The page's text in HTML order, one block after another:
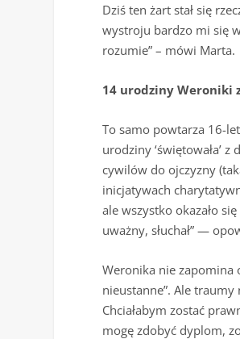
Dziś ten żart stał się
wystroju bardzo mi się
rozumie” – mówi Marta.
14 urodziny Weroniki
To samo powtarza 16-
urodziny ‘świętowała’
cywilów do ojczyzny
inicjatywach
ale wszystko okazało
uważny, słuchał” —
Weronika nie zapomina
nieustanne”. Ale traumy
Chciałabym zostać
mogę zdobyć dyplom,